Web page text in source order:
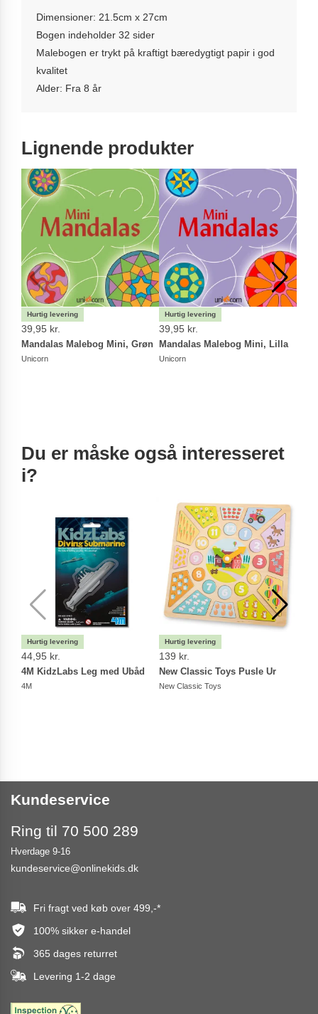
Dimensioner: 21.5cm x 27cm
Bogen indeholder 32 sider
Malebogen er trykt på kraftigt bæredygtigt papir i god
kvalitet
Alder: Fra 8 år
Lignende produkter
39,95 kr.
Mandalas Malebog Mini, Grøn
Unicorn
39,95 kr.
Mandalas Malebog Mini, Lilla
Unicorn
Du er måske også interesseret
i?
44,95 kr.
4M KidzLabs Leg med Ubåd
4M
139 kr.
New Classic Toys Pusle Ur
New Classic Toys
Kundeservice
Ring til 70 500 289
Hverdage 9-16
kundeservice@onlinekids.dk
Fri fragt ved køb over 499,-*
100% sikker e-handel
365 dages returret
Levering 1-2 dage